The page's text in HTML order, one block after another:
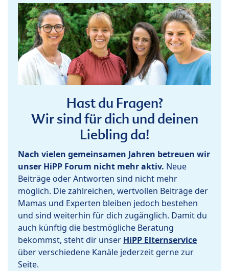
Hast du Fragen?
Wir sind für dich und deinen
Liebling da!
Nach vielen gemeinsamen Jahren betreuen wir
unser HiPP Forum nicht mehr aktiv. Neue
Beiträge oder Antworten sind nicht mehr
möglich. Die zahlreichen, wertvollen Beiträge der
Mamas und Experten bleiben jedoch bestehen
und sind weiterhin für dich zugänglich. Damit du
auch künftig die bestmögliche Beratung
bekommst, steht dir unser HiPP Elternservice
über verschiedene Kanäle jederzeit gerne zur
Seite.